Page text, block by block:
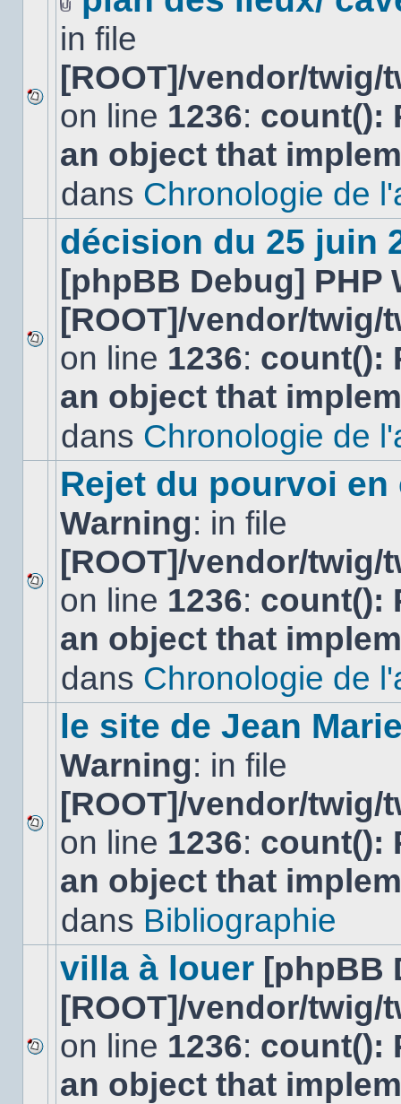
Aucun
nouveau
message
non-
dans
sujet.
Fichier(s)
joint(s)
in file
[ROOT]/vendor/
on line 1236: count():
an object that
dans Chronologie de
Aucun
nouveau
message
non-
dans
décision du 25 juin
[phpBB Debug] PHP
[ROOT]/vendor/
on line 1236: count():
an object that
dans Chronologie de
Aucun
nouveau
message
non-
dans
sujet.
Rejet du pourvoi
Warning: in file
[ROOT]/vendor/
on line 1236: count():
an object that
dans Chronologie de
Aucun
nouveau
message
non-
dans
le site de Jean
Warning: in file
[ROOT]/vendor/
on line 1236: count():
an object that
dans Bibliographie
Aucun
nouveau
message
villa à louer [phpBB
[ROOT]/vendor/
on line 1236: count():
an object that